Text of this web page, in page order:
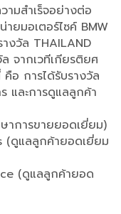
ามสำเร็จอย่างต่อ
ยมอเตอร์ไซค์ BMW
งวัล THAILAND
ล จากเวทีเกียรติยศ
คือ การได้รับรางวัล
และการดูแลลูกค้า
การขายยอดเยี่ยม)
แลลูกค้ายอดเยี่ยม
(ดูแลลูกค้ายอด